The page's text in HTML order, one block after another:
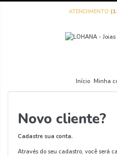
ATENDIMENTO
Início Minha
Novo cliente?
Cadastre sua conta.
Através do seu cadastro, você será